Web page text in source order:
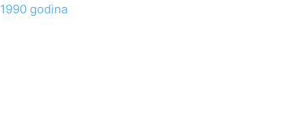
1990 godina